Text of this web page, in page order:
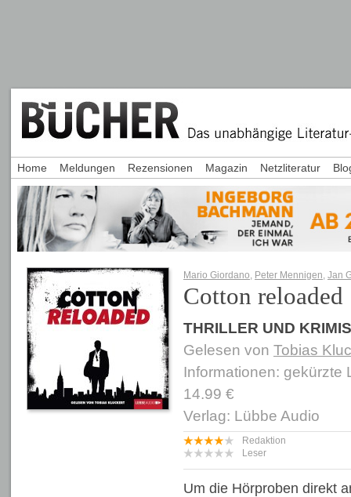
Mario Giordano, Peter Mennigen, Jan
Cotton reloaded
THRILLER UND KRIMIS
Gelesen von Tobias
Informationen: gekürzte
14.99 €
Verlag: Lübbe Audio
Redaktion
Leser
Um die Hörproben direkt
Home Meldungen Rezensionen Magazin Netzliteratur